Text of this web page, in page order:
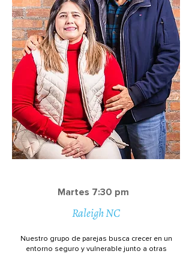
Martes 7:30 pm
Raleigh NC
Nuestro grupo de parejas busca crecer en un
entorno seguro y vulnerable junto a otras